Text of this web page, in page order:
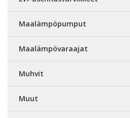
Maalämpöpumput
Maalämpövaraajat
Muhvit
Muut